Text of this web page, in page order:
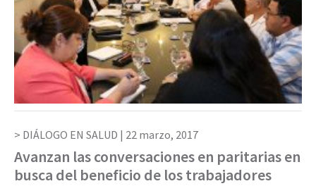
DIÁLOGO EN SALUD | 22 marzo, 2017
Avanzan las conversaciones en paritarias en
busca del beneficio de los trabajadores